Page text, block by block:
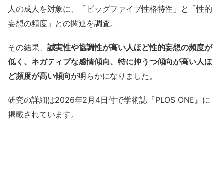
人の成人を対象に、「ビッグファイブ性格特性」と「性的
妄想の頻度」との関連を調査。
その結果、 誠実性や協調性が高い人ほど性的妄想の頻度が
低く、ネガティブな感情傾向、特に抑うつ傾向が高い人ほ
ど頻度が高い傾向が明らかになりました。
研究の詳細は2026年2月4日付で学術誌『PLOS ONE』に
掲載されています。